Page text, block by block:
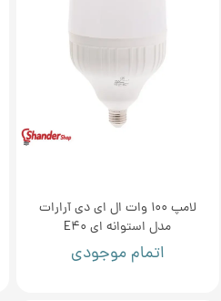
لامپ 100 وات ال ای دی آرارات
مدل استوانه ای E40
اتمام موجودی